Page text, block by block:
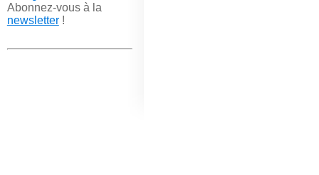
Abonnez-vous à la
newsletter!